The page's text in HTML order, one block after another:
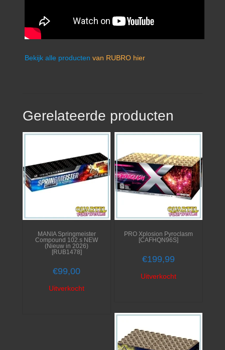
Bekijk alle producten van RUBRO hier
Gerelateerde producten
MANIA Springmeister
Compound 102.s NEW
(Nieuw in 2026)
[RUB1478]
€99,00
Uitverkocht
PRO Xplosion Pyroclasm
[CAFHQN96S]
€199,99
Uitverkocht